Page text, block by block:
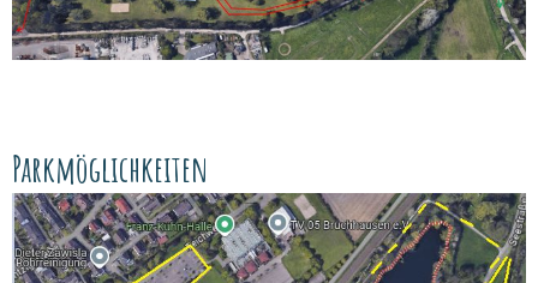
Parkmöglichkeiten